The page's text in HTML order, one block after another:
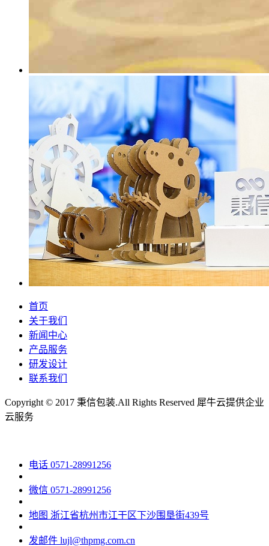
首页
关于我们
新闻中心
产品服务
研发设计
联系我们
Copyright © 2017 秉信包装.All Rights Reserved 犀牛云提供企业
云服务
电话 0571-28991256
微信 0571-28991256
地图 浙江省杭州市江干区下沙围垦街439号
发邮件 lujl@thpmg.com.cn